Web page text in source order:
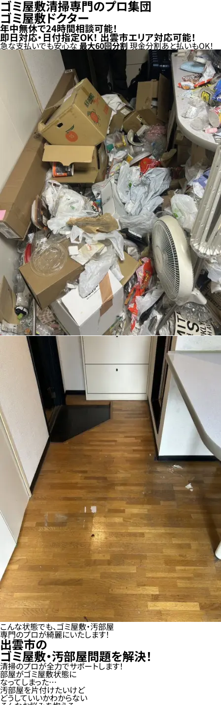
ゴミ屋敷清掃専門のプロ集団
ゴミ屋敷ドクター
年中無休で24時間相談可能！
即日対応・日付指定OK！ 出雲市エリア対応可能！
急な支払いでも安心な最大60回分割 現金分割あと払いもOK！
こんな状態でも、ゴミ屋敷・汚部屋
専門のプロが綺麗にいたします！
出雲市の
ゴミ屋敷・汚部屋問題を解決！
清掃のプロが全力でサポートします！
部屋がゴミ屋敷状態に
なってしまった…
汚部屋を片付けたいけど
どうしていいかわからない